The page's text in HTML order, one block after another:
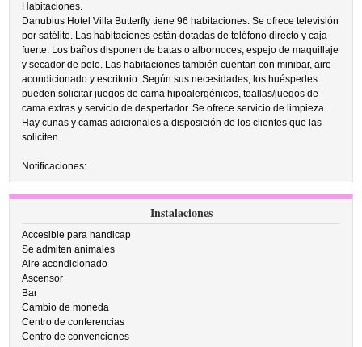
Habitaciones.
Danubius Hotel Villa Butterfly tiene 96 habitaciones. Se ofrece televisión
por satélite. Las habitaciones están dotadas de teléfono directo y caja
fuerte. Los baños disponen de batas o albornoces, espejo de maquillaje
y secador de pelo. Las habitaciones también cuentan con minibar, aire
acondicionado y escritorio. Según sus necesidades, los huéspedes
pueden solicitar juegos de cama hipoalergénicos, toallas/juegos de
cama extras y servicio de despertador. Se ofrece servicio de limpieza.
Hay cunas y camas adicionales a disposición de los clientes que las
soliciten.
Notificaciones:
Instalaciones
Accesible para handicap
Se admiten animales
Aire acondicionado
Ascensor
Bar
Cambio de moneda
Centro de conferencias
Centro de convenciones